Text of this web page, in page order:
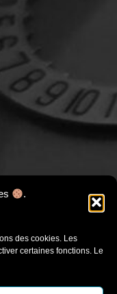
.
des cookies. Les
certaines fonctions. Le